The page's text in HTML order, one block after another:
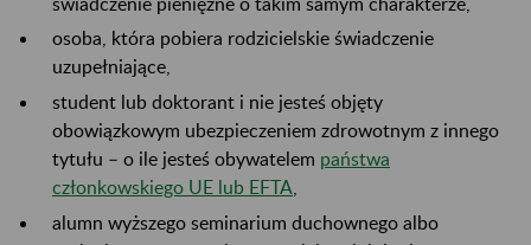
osoba, która pobiera rodzicielskie świadczenie
uzupełniające,
student lub doktorant i nie jesteś objęty
obowiązkowym ubezpieczeniem zdrowotnym z innego
tytułu – o ile jesteś obywatelem państwa
członkowskiego UE lub EFTA
alumn wyższego seminarium duchownego albo